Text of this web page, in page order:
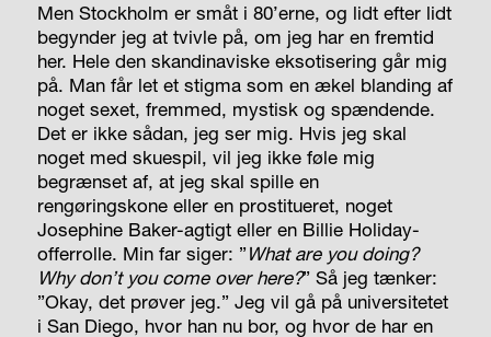
Men Stockholm er småt i 80’erne, og lidt efter lidt
begynder jeg at tvivle på, om jeg har en fremtid
her. Hele den skandinaviske eksotisering går mig
på. Man får let et stigma som en ækel blanding af
noget sexet, fremmed, mystisk og spændende.
Det er ikke sådan, jeg ser mig. Hvis jeg skal
noget med skuespil, vil jeg ikke føle mig
begrænset af, at jeg skal spille en
rengøringskone eller en prostitueret, noget
Josephine Baker-agtigt eller en Billie Holiday-
offerrolle. Min far siger: ”What are you doing?
Why don’t you come over here?” Så jeg tænker:
”Okay, det prøver jeg.” Jeg vil gå på universitetet
i San Diego, hvor han nu bor, og hvor de har en